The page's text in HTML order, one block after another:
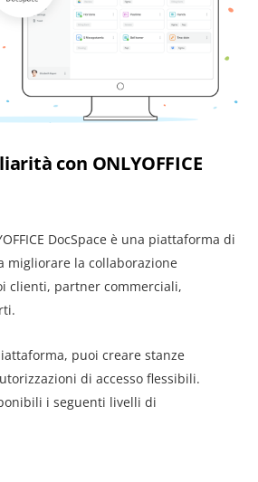
con ONLYOFFICE
DocSpace è una piattaforma di
migliorare la collaborazione
clienti, partner commerciali,
puoi creare stanze
di accesso flessibili.
i seguenti livelli di